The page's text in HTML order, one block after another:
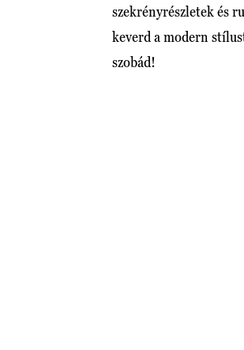
szekrényrészletek és
keverd a modern
szobád!